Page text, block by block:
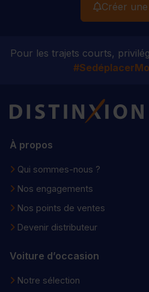
Créer
Pour les trajets courts,
À propos
Qui sommes-nous ?
Nos engagements
Nos points de ventes
Devenir distributeur
Voiture d’occasion
Notre sélection